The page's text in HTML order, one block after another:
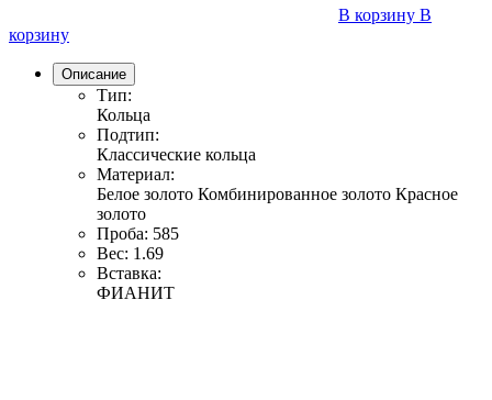
В корзину В
корзину
Описание
Тип:
Кольца
Подтип:
Классические кольца
Материал:
Белое золото Комбинированное золото Красное
золото
Проба: 585
Вес: 1.69
Вставка:
ФИАНИТ